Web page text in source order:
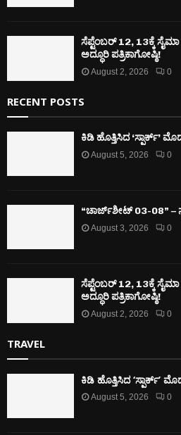
ಸೆಪ್ಟೆಂಬರ್ 12, 13ಕ್ಕೆ
ಅದ್ಧೂರಿ ಪತ್ರಿಕಾಗೋಷ್ಠಿ!
August 2, 2026 0
RECENT POSTS
ಕಿಡಿ‌‌ ಹೊತ್ತಿಸಿದ ‘ಸ್ಪಾರ್ಕ್’
August 5, 2026 0
“ಚಾರ್ಜ್‌ಶೀಟ್ 03-08” –
August 3, 2026 0
ಸೆಪ್ಟೆಂಬರ್ 12, 13ಕ್ಕೆ
ಅದ್ಧೂರಿ ಪತ್ರಿಕಾಗೋಷ್ಠಿ!
August 2, 2026 0
TRAVEL
ಕಿಡಿ‌‌ ಹೊತ್ತಿಸಿದ ‘ಸ್ಪಾರ್ಕ್’
August 5, 2026 0